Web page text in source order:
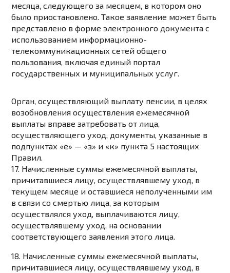
месяца, следующего за месяцем, в котором оно
было приостановлено. Такое заявление может быть
представлено в форме электронного документа с
использованием информационно-
телекоммуникационных сетей общего
пользования, включая единый портал
государственных и муниципальных услуг.
Орган, осуществляющий выплату пенсии, в целях
возобновления осуществления ежемесячной
выплаты вправе затребовать от лица,
осуществляющего уход, документы, указанные в
подпунктах «е» — «з» и «к» пункта 5 настоящих
Правил.
17. Начисленные суммы ежемесячной выплаты,
причитавшиеся лицу, осуществлявшему уход, в
текущем месяце и оставшиеся неполученными им
в связи со смертью лица, за которым
осуществлялся уход, выплачиваются лицу,
осуществлявшему уход, на основании
соответствующего заявления этого лица.
18. Начисленные суммы ежемесячной выплаты,
причитавшиеся лицу, осуществлявшему уход, в